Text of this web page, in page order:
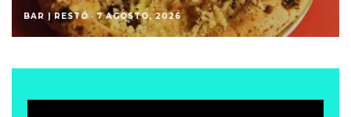
BAR | RESTÓ · 7 AGOSTO, 2026